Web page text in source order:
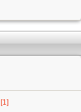
[1]